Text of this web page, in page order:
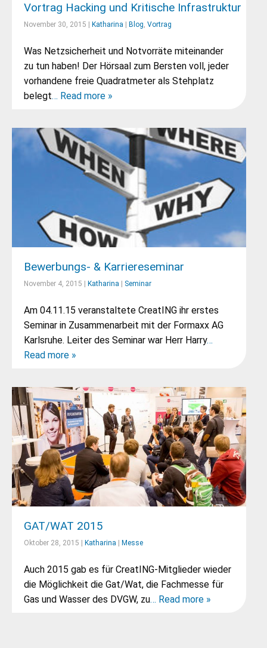
Vortrag Hacking und Kritische Infrastruktur
November 30, 2015 | Katharina Blog, Vortrag
Was Netzsicherheit und Notvorräte miteinander
zu tun haben! Der Hörsaal zum Bersten voll, jeder
vorhandene freie Quadratmeter als Stehplatz
belegt… Read more »
Bewerbungs- & Karriereseminar
November 4, 2015 | Katharina Seminar
Am 04.11.15 veranstaltete CreatING ihr erstes
Seminar in Zusammenarbeit mit der Formaxx AG
Karlsruhe. Leiter des Seminar war Herr Harry…
Read more »
GAT/WAT 2015
Oktober 28, 2015 | Katharina Messe
Auch 2015 gab es für CreatING-Mitglieder wieder
die Möglichkeit die Gat/Wat, die Fachmesse für
Gas und Wasser des DVGW, zu… Read more »